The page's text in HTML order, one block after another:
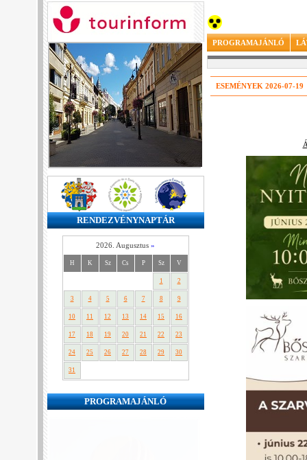
RENDEZVÉNYNAPTÁR
2026. Augusztus »
H K Sz Cs P Sz V
1 2
3 4 5 6 7 8 9
10 11 12 13 14 15 16
17 18 19 20 21 22 23
24 25 26 27 28 29 30
31
PROGRAMAJÁNLÓ
PROGRAMAJÁNLÓ
ESEMÉNYEK 2026-07-19